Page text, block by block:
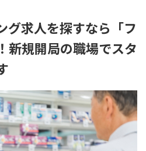
グ求人を探すなら「フ
新規開局の職場でスタ